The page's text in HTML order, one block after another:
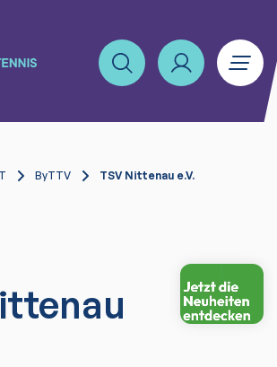
ByTTV TSV Nittenau e.V.